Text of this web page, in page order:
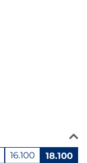
16.100 18.100